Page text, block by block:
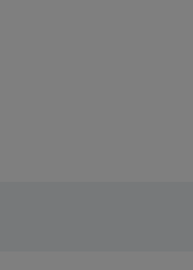
Isofix (ZA10)